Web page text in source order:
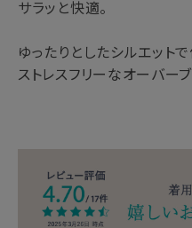
サラッと快適。
ゆったりとしたシルエット
ストレスフリーなオーバーブ